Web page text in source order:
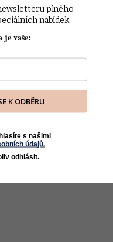
plného
nabídek.
je vaše:
K ODBĚRU
s našimi
údajů.
odhlásit.